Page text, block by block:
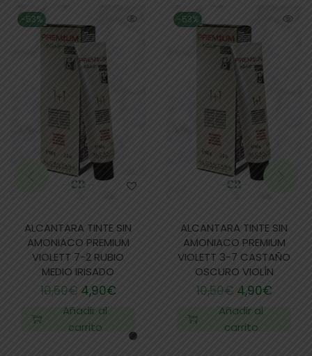
-53%
ALCANTARA TINTE SIN
AMONIACO PREMIUM
VIOLETT 7-2 RUBIO
MEDIO IRISADO
10,50€ 4,90€
Añadir al
carrito
-53%
ALCANTARA TINTE SIN
AMONIACO PREMIUM
VIOLETT 3-7 CASTAÑO
OSCURO VIOLÍN
10,50€ 4,90€
Añadir al
carrito